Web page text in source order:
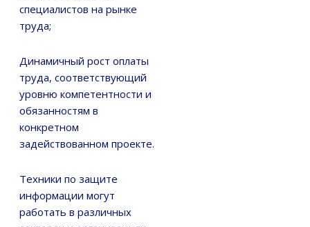
специалистов на рынке
труда;
Динамичный рост оплаты
труда, соответствующий
уровню компетентности и
обязанностям в
конкретном
задействованном проекте.
Техники по защите
информации могут
работать в различных